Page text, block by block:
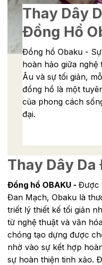
Thay Dây
Đồng Hồ
Đồng hồ Obaku -
hoàn hảo giữa nghệ
Âu và sự tối giản,
đồng hồ là một
của phong cách
đại.
Thay Dây
Đồng hồ OBAKU - Được
Đan Mạch, Obaku là
triết lý thiết kế tối giản
từ nghệ thuật và văn
chóng tạo dựng được
nhờ vào sự kết hợp
sự hoàn thiện tinh xảo.